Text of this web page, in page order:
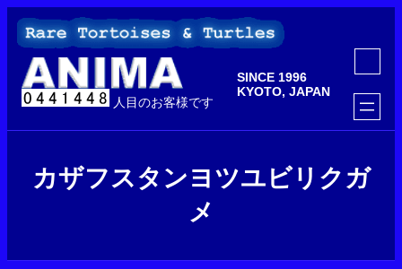
を
人目のお客様です
SINCE 1996
KYOTO, JAPAN
ア
コ
ン
リ
ン
ク
カザフスタンヨツユビリクガ
メ